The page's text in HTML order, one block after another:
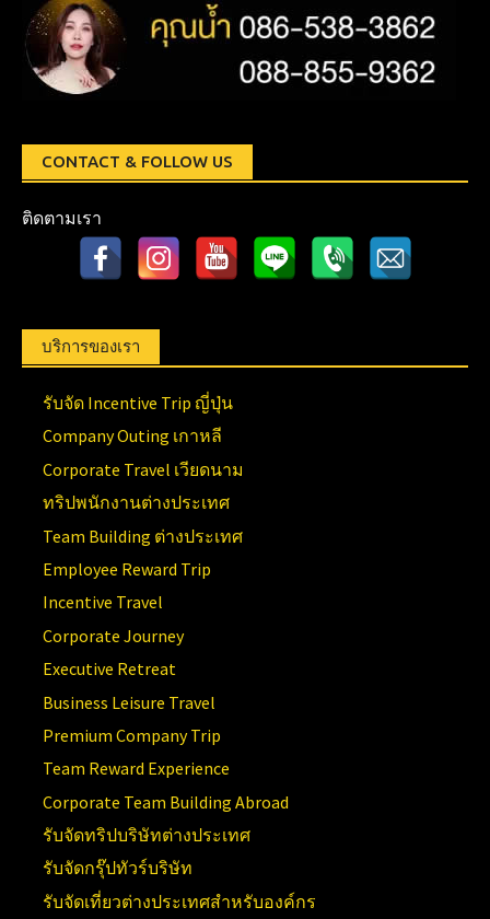
CONTACT & FOLLOW US
ติดตามเรา
บริการของเรา
รับจัด Incentive Trip ญี่ปุ่น
Company Outing เกาหลี
Corporate Travel เวียดนาม
ทริปพนักงานต่างประเทศ
Team Building ต่างประเทศ
Employee Reward Trip
Incentive Travel
Corporate Journey
Executive Retreat
Business Leisure Travel
Premium Company Trip
Team Reward Experience
Corporate Team Building Abroad
รับจัดทริปบริษัทต่างประเทศ
รับจัดกรุ๊ปทัวร์บริษัท
รับจัดเที่ยวต่างประเทศสำหรับองค์กร